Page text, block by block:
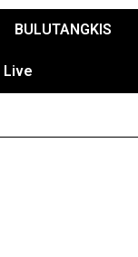
BULUTANGKIS
Live